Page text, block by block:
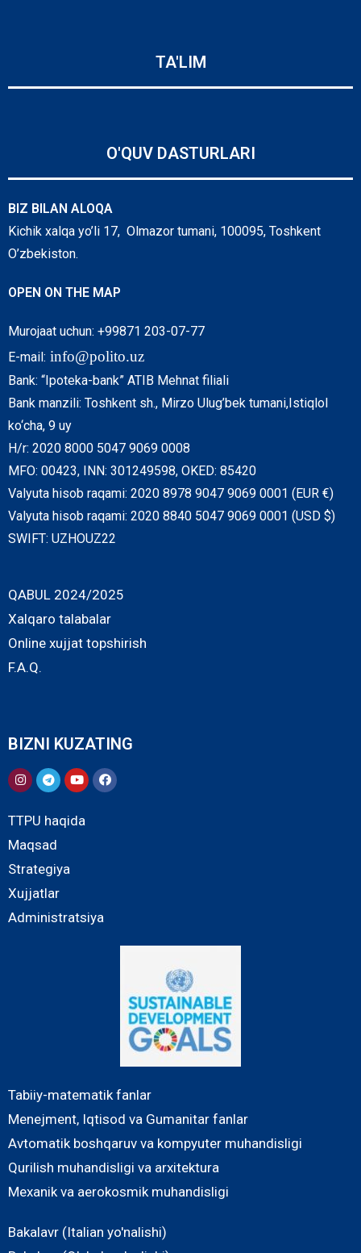
TA'LIM
O'QUV DASTURLARI
BIZ BILAN ALOQA
Kichik xalqa yo’li 17, Olmazor tumani, 100095, Toshkent
O’zbekiston.
OPEN ON THE MAP
Murojaat uchun: +99871 203-07-77
E-mail: info@polito.uz
Bank: “Ipoteka-bank” ATIB Mehnat filiali
Bank manzili: Toshkent sh., Mirzo Ulug’bek tumani,Istiqlol
ko‘cha, 9 uy
H/r: 2020 8000 5047 9069 0008
MFO: 00423, INN: 301249598, OKED: 85420
Valyuta hisob raqami: 2020 8978 9047 9069 0001 (EUR €)
Valyuta hisob raqami: 2020 8840 5047 9069 0001 (USD $)
SWIFT: UZHOUZ22
QABUL 2024/2025
Xalqaro talabalar
Online xujjat topshirish
F.A.Q.
BIZNI KUZATING
TTPU haqida
Maqsad
Strategiya
Xujjatlar
Administratsiya
Tabiiy-matematik fanlar
Menejment, Iqtisod va Gumanitar fanlar
Avtomatik boshqaruv va kompyuter muhandisligi
Qurilish muhandisligi va arxitektura
Mexanik va aerokosmik muhandisligi
Bakalavr (Italian yo'nalishi)